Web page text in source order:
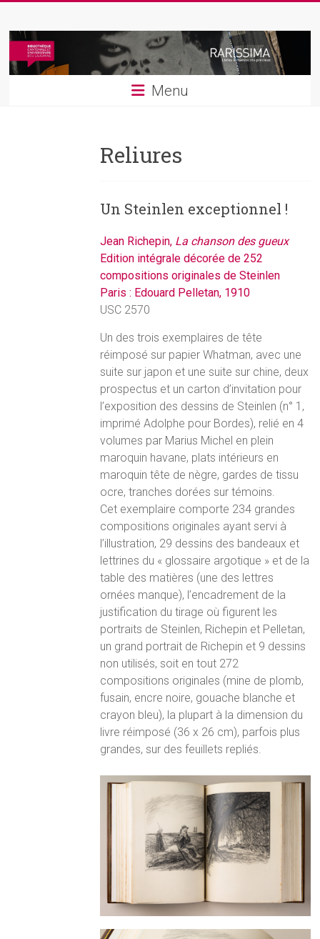
content
Rarissima
Livres
et
Menu
Reliures
Un Steinlen exceptionnel !
Jean Richepin, La chanson des gueux
Edition intégrale décorée de 252
compositions originales de Steinlen
Paris : Edouard Pelletan, 1910
USC 2570
Un des trois exemplaires de tête
réimposé sur papier Whatman, avec une
suite sur japon et une suite sur chine, deux
prospectus et un carton d’invitation pour
l’exposition des dessins de Steinlen (n° 1,
imprimé Adolphe pour Bordes), relié en 4
volumes par Marius Michel en plein
maroquin havane, plats intérieurs en
maroquin tête de nègre, gardes de tissu
ocre, tranches dorées sur témoins.
Cet exemplaire comporte 234 grandes
compositions originales ayant servi à
l’illustration, 29 dessins des bandeaux et
lettrines du « glossaire argotique » et de la
table des matières (une des lettres
ornées manque), l’encadrement de la
justification du tirage où figurent les
portraits de Steinlen­, Richepin et Pelletan,
un grand portrait de Richepin et 9 dessins
non utilisés, soit en tout 272
compositions originales (mine de plomb,
fusain, encre noire, gouache blanche et
crayon bleu), la plupart à la dimension du
livre réimposé (36 x 26 cm), parfois plus
grandes, sur des feuillets repliés.